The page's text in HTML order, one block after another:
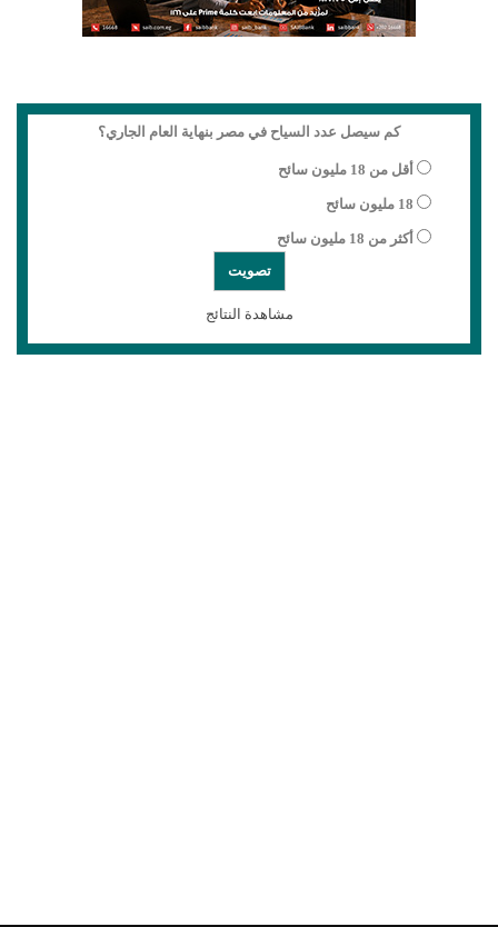
كم سيصل عدد السياح في مصر بنهاية العام الجاري؟
أقل من 18 مليون سائح
18 مليون سائح
أكثر من 18 مليون سائح
مشاهدة النتائج